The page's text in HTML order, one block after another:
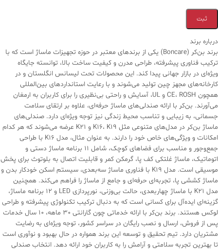
درباره برند
برند بن‌کر (Boncare) یکی از برندهای معتبر در حوزه تجهیزات ماساژ است که با
ترکیب فناوری پیشرفته، طراحی مدرن و کیفیت ساخت بالا، توانسته جایگاه
ویژه‌ای در بازار جهانی پیدا کند. این محصولات تحت لیسانس انگلستان و در
کارخانه‌های مجهز چین تولید می‌شوند و با رعایت استانداردهای بین‌المللی
همچون CE، ROSH و UL، آسایش و راحتی بی‌نظیری را برای کاربران به ارمغان
می‌آورند. بن‌کر با ارائه صندلی‌های ماساژ حرفه‌ای، علاوه بر ارتقای سلامت
جسمانی، به زیبایی و تناسب محیط زندگی نیز توجه ویژه‌ای دارد. صندلی‌های
ماساژ بن‌کر در مدل‌های متنوعی مثل K16، K19 و K21 عرضه می‌شوند که هر کدام
امکانات و ویژگی‌های خاص خود را دارند. به عنوان مثال، مدل K16 با طراحی
جمع‌وجور و مناسب برای فضاهای کوچک، شامل 11 برنامه ماساژ دستی و
اتوماتیک، ماساژ غلتکی کف پا، گرمکن کمر و قابلیت اتصال به بلوتوث برای پخش
موسیقی است. مدل K19 با فناوری ماساژ سه‌بعدی، سیستم اسکن خودکار بدن و
ماساژ کششی پا، تجربه‌ای حرفه‌ای و جامع از ماساژ را فراهم می‌کند. همچنین
مدل K21 با ماساژ چهار‌بعدی، حالت بی‌وزنی، نورپردازی LED و 12 برنامه ماساژ،
گزینه‌ای ایده‌آل برای کسانی است که به دنبال ترکیب تکنولوژی پیشرفته و طراحی
لوکس هستند. برند بن‌کر با ارائه خدماتی چون گارانتی 30 ماهه، 10 سال خدمات
پس از فروش، ارسال و نصب رایگان در سراسر کشور، توجه ویژه‌ای به رضایت
مشتریان دارد. تیم تحقیق و توسعه این برند همواره در حال بهبود و نوآوری است
تا بهترین تجربه سلامتی و آرامش را به کاربران خود ارائه دهد. انتخاب صندلی